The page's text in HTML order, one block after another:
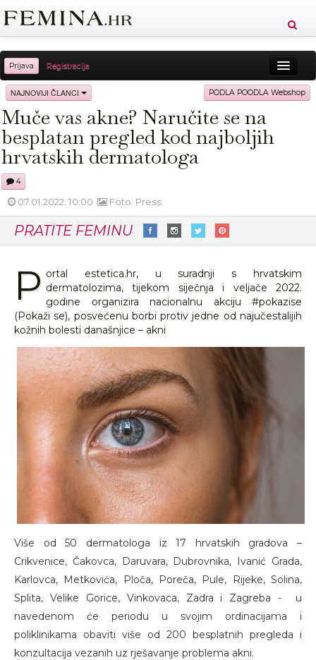
Prijava Registracija
Sreća Zdravlje Vitkost
Moda Ljubav Relax Putovanja Recepti
Proizvodi Knjige Cool
NAJNOVIJI ČLANCI PODLA POODLA Webshop
Muče vas akne? Naručite se na
besplatan pregled kod najboljih
hrvatskih dermatologa
4
07.01.2022. 10:00 Foto: Press
PRATITE FEMINU
P ortal estetica.hr, u suradnji s hrvatskim
dermatolozima, tijekom siječnja i veljače 2022.
godine organizira nacionalnu akciju #pokazise
(Pokaži se), posvećenu borbi protiv jedne od najučestalijih
kožnih bolesti današnjice – akni
Više od 50 dermatologa iz 17 hrvatskih gradova –
Crikvenice, Čakovca, Daruvara, Dubrovnika, Ivanić Grada,
Karlovca, Metkovića, Ploča, Poreča, Pule, Rijeke, Solina,
Splita, Velike Gorice, Vinkovaca, Zadra i Zagreba - u
navedenom će periodu u svojim ordinacijama i
poliklinikama obaviti više od 200 besplatnih pregleda i
konzultacija vezanih uz rješavanje problema akni.